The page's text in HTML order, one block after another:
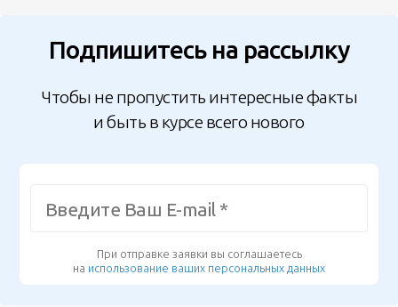
Подпишитесь на рассылку
Чтобы не пропустить интересные факты
и быть в курсе всего нового
При отправке заявки вы соглашаетесь
на использование ваших персональных данных